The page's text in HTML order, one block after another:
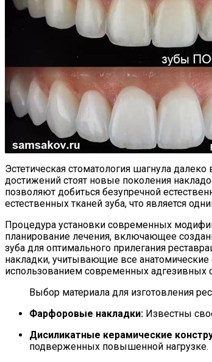
Эстетическая стоматология шагнула
достижений стоят новые поколения
позволяют добиться безупречной
естественных тканей зуба, что является
Процедура установки современных
планирование лечения, включающее
зуба для оптимального прилегания
накладки, учитывающие все
использованием современных адгезивных
Выбор материала для изготовления
Фарфоровые накладки: Известны
Дисиликатные керамические
подверженных повышенной нагрузке.